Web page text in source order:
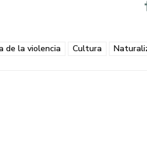
de la violencia Cultura